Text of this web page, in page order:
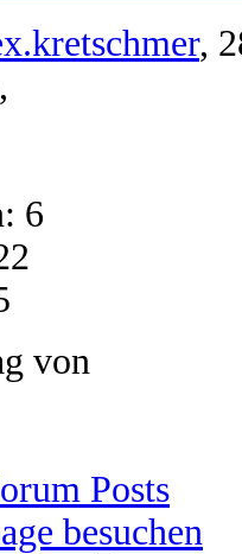
,
6
von
Posts
besuchen